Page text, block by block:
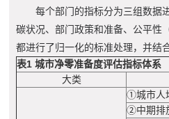
每个部门的指标分为三组数据
碳状况、部门政策和准备、公平性
都进行了归一化的标准处理，并结
表1 城市净零准备度评估指标体系
大类
①城市人
②中期排